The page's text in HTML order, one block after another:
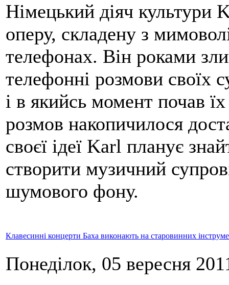
Німецький діяч культури
оперу, складену з
телефонах. Він роками
телефонні розмови своїх
і в якийсь момент почав
розмов накопичилося
своєї ідеї Karl планує
створити музичний
шумового фону.
Клавесинні концерти Баха виконають на старовинних
Понеділок, 05 вересня